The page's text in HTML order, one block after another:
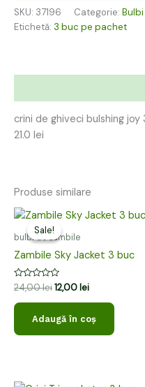
SKU: 37196 Categorie:
Etichetă: 3 buc pe pachet
crini de ghiveci bulshing
21.0 lei
Produse similare
Sale!
Sale!
bulbi de zambile
Zambile Sky Jacket 3 buc
Evaluat
la
0
din
24,00lei
Prețul
a
fost:
24,00 lei.
12,00 lei
Prețul
12,00 lei.
Adaugă în coș